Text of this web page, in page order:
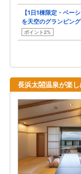
【1日1棟限定・ベー
を天空のグランピン
ポイント2%
長浜太閤温泉が楽